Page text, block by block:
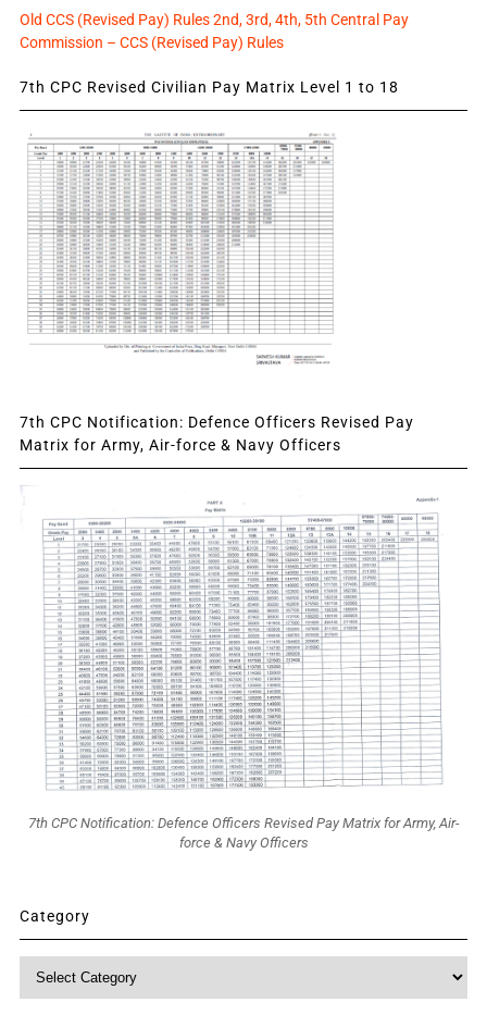
Old CCS (Revised Pay) Rules 2nd, 3rd, 4th, 5th Central Pay
Commission – CCS (Revised Pay) Rules
7th CPC Revised Civilian Pay Matrix Level 1 to 18
7th CPC Notification: Defence Officers Revised Pay
Matrix for Army, Air-force & Navy Officers
7th CPC Notification: Defence Officers Revised Pay Matrix for Army, Air-
force & Navy Officers
Category